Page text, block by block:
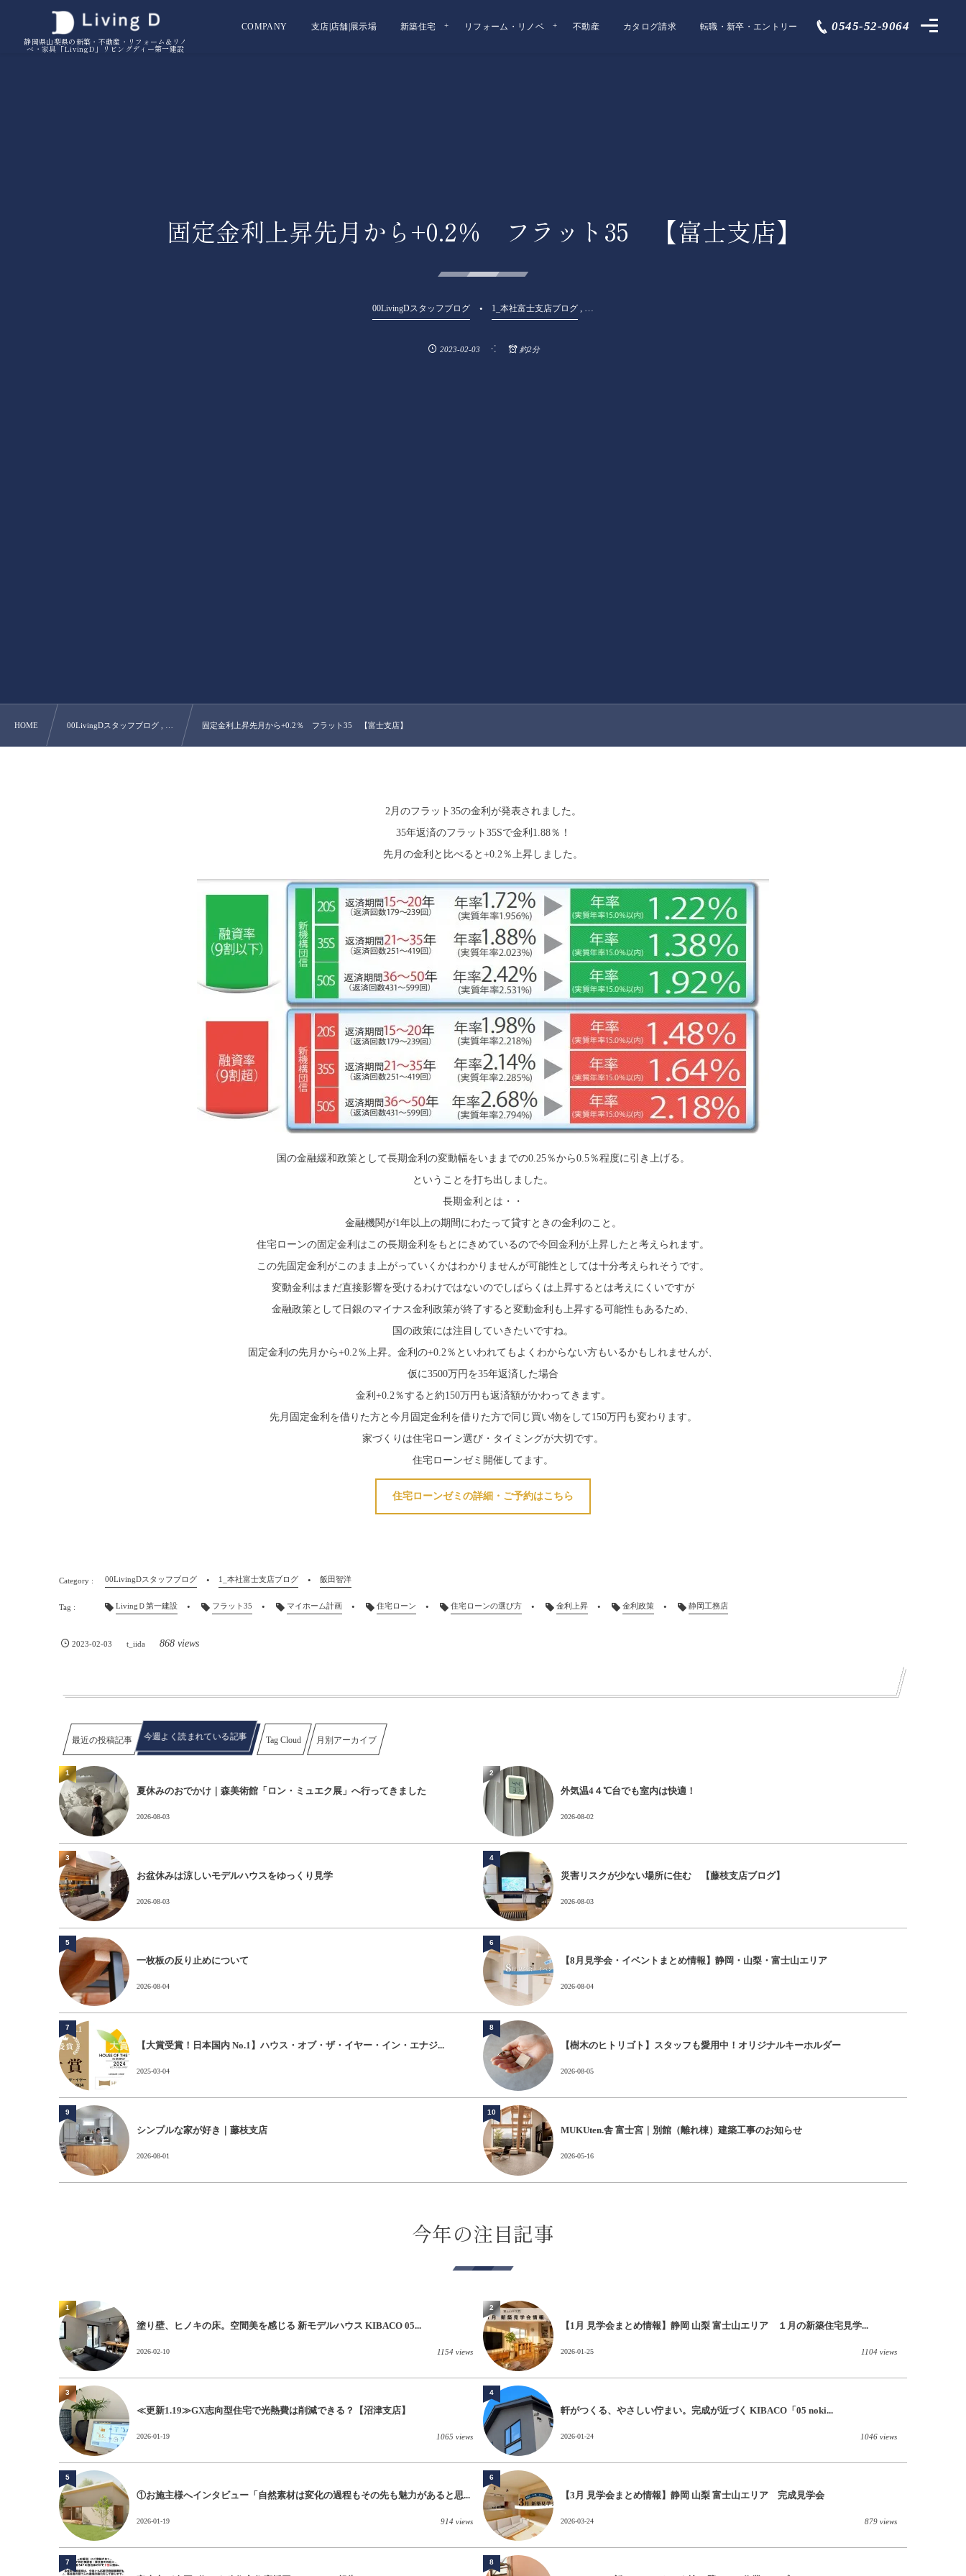
静岡県山梨県の新築・不動産・リフォーム＆リノ
ベ・家具「LivingD」リビングディー第一建設
COMPANY 支店|店舗|展示場 新築住宅 リフォーム・リノベ 不動産 カタログ請求 転職・新卒・エントリー 0545-52-9064
固定金利上昇先月から+0.2％ フラット35 【富士支店】
00LivingDスタッフブログ 1_本社富士支店ブログ
2023-02-03 約2分
HOME 00LivingDスタッフブログ , … 固定金利上昇先月から+0.2％ フラット35 【富士支店】
2月のフラット35の金利が発表されました。
35年返済のフラット35Sで金利1.88％！
先月の金利と比べると+0.2％上昇しました。
国の金融緩和政策として長期金利の変動幅をいままでの0.25％から0.5％程度に引き上げる。
ということを打ち出しました。
長期金利とは・・
金融機関が1年以上の期間にわたって貸すときの金利のこと。
住宅ローンの固定金利はこの長期金利をもとにきめているので今回金利が上昇したと考えられます。
この先固定金利がこのまま上がっていくかはわかりませんが可能性としては十分考えられそうです。
変動金利はまだ直接影響を受けるわけではないのでしばらくは上昇するとは考えにくいですが
金融政策として日銀のマイナス金利政策が終了すると変動金利も上昇する可能性もあるため、
国の政策には注目していきたいですね。
固定金利の先月から+0.2％上昇。金利の+0.2％といわれてもよくわからない方もいるかもしれませんが、
仮に3500万円を35年返済した場合
金利+0.2％すると約150万円も返済額がかわってきます。
先月固定金利を借りた方と今月固定金利を借りた方で同じ買い物をして150万円も変わります。
家づくりは住宅ローン選び・タイミングが大切です。
住宅ローンゼミ開催してます。
住宅ローンゼミの詳細・ご予約はこちら
00LivingDスタッフブログ 1_本社富士支店ブログ 飯田智洋
LivingＤ第一建設 フラット35 マイホーム計画 住宅ローン 住宅ローンの選び方 金利上昇 金利政策 静岡工務店
2023-02-03 t_iida 868 views
最近の投稿記事 今週よく読まれている記事 Tag Cloud 月別アーカイブ
夏休みのおでかけ｜森美術館「ロン・ミュエク展」へ行ってきました
2026-08-03
1
外気温4４℃台でも室内は快適！
2026-08-02
2
お盆休みは涼しいモデルハウスをゆっくり見学
2026-08-03
3
災害リスクが少ない場所に住む 【藤枝支店ブログ】
2026-08-03
4
一枚板の反り止めについて
2026-08-04
5
【8月見学会・イベントまとめ情報】静岡・山梨・富士山エリア
2026-08-04
6
【大賞受賞！日本国内 No.1】ハウス・オブ・ザ・イヤー・イン・エナジ...
2025-03-04
7
【樹木のヒトリゴト】スタッフも愛用中！オリジナルキーホルダー
2026-08-05
8
シンプルな家が好き｜藤枝支店
2026-08-01
9
MUKUten.舎 富士宮｜別館（離れ棟）建築工事のお知らせ
2026-05-16
10
今年の注目記事
塗り壁、ヒノキの床。空間美を感じる 新モデルハウス KIBACO 05...
2026-02-10 1154 views
1
【1月 見学会まとめ情報】静岡 山梨 富士山エリア １月の新築住宅見学...
2026-01-25 1104 views
2
≪更新1.19≫GX志向型住宅で光熱費は削減できる？【沼津支店】
2026-01-19 1065 views
3
軒がつくる、やさしい佇まい。完成が近づく KIBACO「05 noki...
2026-01-24 1046 views
4
①お施主様へインタビュー「自然素材は変化の過程もその先も魅力があると思...
2026-01-19 914 views
5
【3月 見学会まとめ情報】静岡 山梨 富士山エリア 完成見学会
2026-03-24 879 views
6
7 8